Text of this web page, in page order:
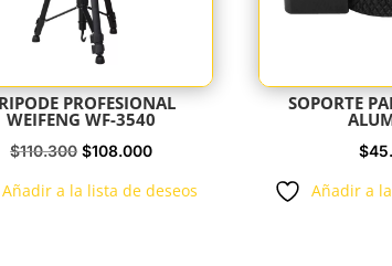
PROFESIONAL
WEIFENG WF-3540
$110.300 El
$108.000El
Añadir a la lista de deseos
SOPORTE
$
Añadir a